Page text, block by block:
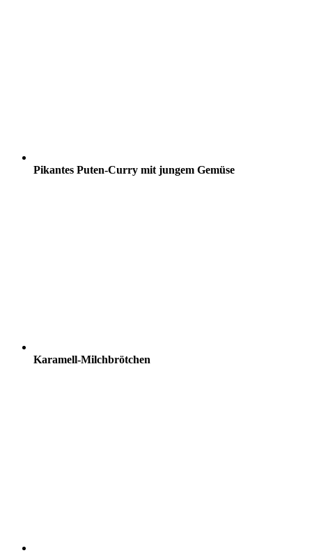
Pikantes Puten-Curry mit jungem Gemüse
Karamell-Milchbrötchen